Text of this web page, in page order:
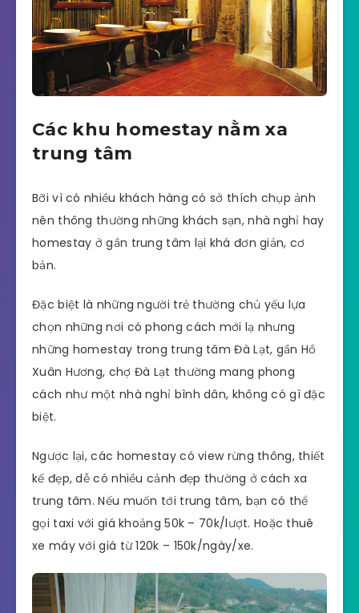
Các khu homestay nằm xa
trung tâm
Bỡi vì có nhiều khách hàng có sở thích chụp ảnh
nên thông thường những khách sạn, nhà nghỉ hay
homestay ở gần trung tâm lại khá đơn giản, cơ
bản.
Đặc biệt là những người trẻ thường chủ yếu lựa
chọn những nơi có phong cách mới lạ nhưng
những homestay trong trung tâm Đà Lạt, gần Hồ
Xuân Hương, chợ Đà Lạt thường mang phong
cách như một nhà nghỉ bình dân, không có gì đặc
biệt.
Ngược lại, các homestay có view rừng thông, thiết
kế đẹp, dễ có nhiều cảnh đẹp thường ở cách xa
trung tâm. Nếu muốn tới trung tâm, bạn có thể
gọi taxi với giá khoảng 50k – 70k/lượt. Hoặc thuê
xe máy với giá từ 120k – 150k/ngày/xe.